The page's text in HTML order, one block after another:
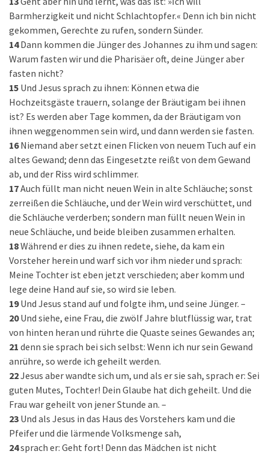
Barmherzigkeit und nicht Schlachtopfer.« Denn ich bin nicht
gekommen, Gerechte zu rufen, sondern Sünder.
14 Dann kommen die Jünger des Johannes zu ihm und sagen:
Warum fasten wir und die Pharisäer oft, deine Jünger aber
fasten nicht?
15 Und Jesus sprach zu ihnen: Können etwa die
Hochzeitsgäste trauern, solange der Bräutigam bei ihnen
ist? Es werden aber Tage kommen, da der Bräutigam von
ihnen weggenommen sein wird, und dann werden sie fasten.
16 Niemand aber setzt einen Flicken von neuem Tuch auf ein
altes Gewand; denn das Eingesetzte reißt von dem Gewand
ab, und der Riss wird schlimmer.
17Auch füllt man nicht neuen Wein in alte Schläuche; sonst
zerreißen die Schläuche, und der Wein wird verschüttet, und
die Schläuche verderben; sondern man füllt neuen Wein in
neue Schläuche, und beide bleiben zusammen erhalten.
18Während er dies zu ihnen redete, siehe, da kam ein
Vorsteher herein und warf sich vor ihm nieder und sprach:
Meine Tochter ist eben jetzt verschieden; aber komm und
lege deine Hand auf sie, so wird sie leben.
19 Und Jesus stand auf und folgte ihm, und seine Jünger. –
20 Und siehe, eine Frau, die zwölf Jahre blutflüssig war, trat
von hinten heran und rührte die Quaste seines Gewandes an;
21 denn sie sprach bei sich selbst: Wenn ich nur sein Gewand
anrühre, so werde ich geheilt werden.
22Jesus aber wandte sich um, und als er sie sah, sprach er: Sei
guten Mutes, Tochter! Dein Glaube hat dich geheilt. Und die
Frau war geheilt von jener Stunde an. –
23 Und als Jesus in das Haus des Vorstehers kam und die
Pfeifer und die lärmende Volksmenge sah,
24sprach er: Geht fort! Denn das Mädchen ist nicht